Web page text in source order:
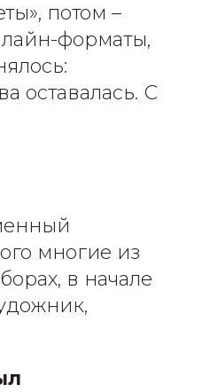
потом –
форматы,
оставалась. С
многие из
в начале